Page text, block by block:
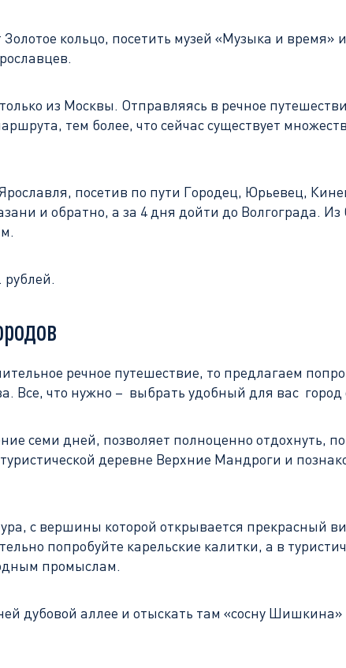
кольцо, посетить музей «Музыка и
из Москвы. Отправляясь в речное
тем более, что сейчас существует
посетив по пути Городец, Юрьевец,
и обратно, а за 4 дня дойти до Волгограда.
рублей.
речное путешествие, то предлагаем
Все, что нужно – выбрать удобный для вас
семи дней, позволяет полноценно отдохнуть,
деревне Верхние Мандроги и
с вершины которой открывается прекрасный
попробуйте карельские калитки, а в
промыслам.
дубовой аллее и отыскать там «сосну